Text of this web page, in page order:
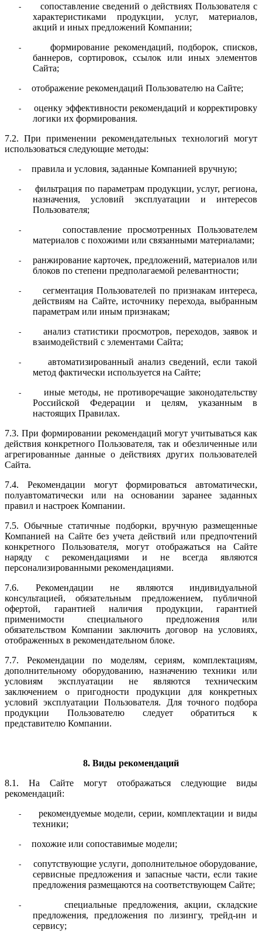
-
сопоставление сведений о действиях Пользователя с
характеристиками продукции, услуг, материалов,
акций и иных предложений Компании;
-
формирование рекомендаций, подборок, списков,
баннеров, сортировок, ссылок или иных элементов
Сайта;
- отображение рекомендаций Пользователю на Сайте;
-
оценку эффективности рекомендаций и корректировку
логики их формирования.
7.2. При применении рекомендательных технологий могут
использоваться следующие методы:
- правила и условия, заданные Компанией вручную;
-
фильтрация по параметрам продукции, услуг, региона,
назначения, условий эксплуатации и интересов
Пользователя;
-
сопоставление просмотренных Пользователем
материалов с похожими или связанными материалами;
-
ранжирование карточек, предложений, материалов или
блоков по степени предполагаемой релевантности;
-
сегментация Пользователей по признакам интереса,
действиям на Сайте, источнику перехода, выбранным
параметрам или иным признакам;
-
анализ статистики просмотров, переходов, заявок и
взаимодействий с элементами Сайта;
-
автоматизированный анализ сведений, если такой
метод фактически используется на Сайте;
-
иные методы, не противоречащие законодательству
Российской Федерации и целям, указанным в
настоящих Правилах.
7.3. При формировании рекомендаций могут учитываться как
действия конкретного Пользователя, так и обезличенные или
агрегированные данные о действиях других пользователей
Сайта.
7.4. Рекомендации могут формироваться автоматически,
полуавтоматически или на основании заранее заданных
правил и настроек Компании.
7.5. Обычные статичные подборки, вручную размещенные
Компанией на Сайте без учета действий или предпочтений
конкретного Пользователя, могут отображаться на Сайте
наряду с рекомендациями и не всегда являются
персонализированными рекомендациями.
7.6. Рекомендации не являются индивидуальной
консультацией, обязательным предложением, публичной
офертой, гарантией наличия продукции, гарантией
применимости специального предложения или
обязательством Компании заключить договор на условиях,
отображенных в рекомендательном блоке.
7.7. Рекомендации по моделям, сериям, комплектациям,
дополнительному оборудованию, назначению техники или
условиям эксплуатации не являются техническим
заключением о пригодности продукции для конкретных
условий эксплуатации Пользователя. Для точного подбора
продукции Пользователю следует обратиться к
представителю Компании.
8. Виды рекомендаций
8.1. На Сайте могут отображаться следующие виды
рекомендаций:
-
рекомендуемые модели, серии, комплектации и виды
техники;
- похожие или сопоставимые модели;
-
сопутствующие услуги, дополнительное оборудование,
сервисные предложения и запасные части, если такие
предложения размещаются на соответствующем Сайте;
-
специальные предложения, акции, складские
предложения, предложения по лизингу, трейд-ин и
сервису;